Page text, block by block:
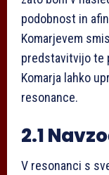
podobnost in
Komarjevem
predstavitvijo te
Komarja lahko
resonance.
2.1
V resonanci s